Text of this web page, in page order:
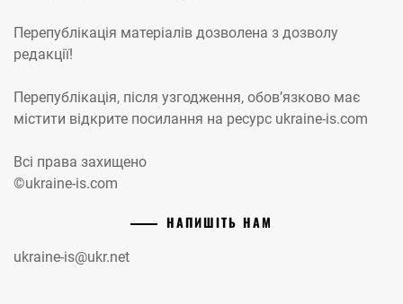
Перепублікація матеріалів дозволена з дозволу
редакції!
Перепублікація, після узгодження, обов’язково має
містити відкрите посилання на ресурс ukraine-is.com
Всі права захищено
©ukraine-is.com
НАПИШІТЬ НАМ
ukraine-is@ukr.net